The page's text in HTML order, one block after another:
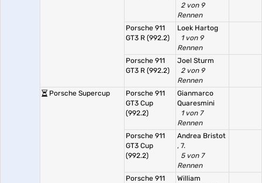
2 von 9
Rennen
Porsche 911
GT3 R (992.2)
Loek Hartog
1 von 9
Rennen
Porsche 911
GT3 R (992.2)
Joel Sturm
2 von 9
Rennen
Porsche Supercup
Porsche 911
GT3 Cup
(992.2)
Gianmarco
Quaresmini
1 von 7
Rennen
Porsche 911
GT3 Cup
(992.2)
Andrea Bristot
, 7.
5 von 7
Rennen
Porsche 911
William